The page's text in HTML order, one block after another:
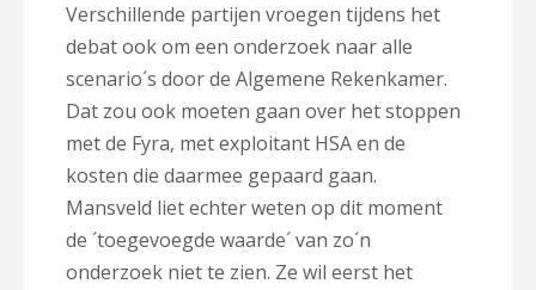
Verschillende partijen vroegen tijdens het
debat ook om een onderzoek naar alle
scenario´s door de Algemene Rekenkamer.
Dat zou ook moeten gaan over het stoppen
met de Fyra, met exploitant HSA en de
kosten die daarmee gepaard gaan.
Mansveld liet echter weten op dit moment
de ´toegevoegde waarde´ van zo´n
onderzoek niet te zien. Ze wil eerst het